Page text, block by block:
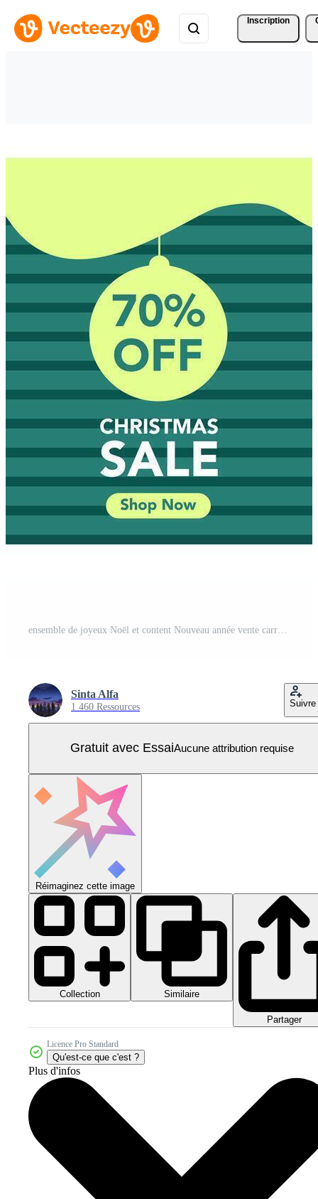
Inscription
Sinta Alfa
1 460 Ressources Suivre
Gratuit avec EssaiAucune attribution requise
Réimaginez cette image
Collection Similaire
Partager
Licence Pro Standard
Qu'est-ce que c'est ?
Plus d'infos